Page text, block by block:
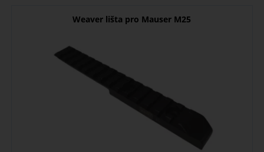
Weaver lišta pro Mauser M25